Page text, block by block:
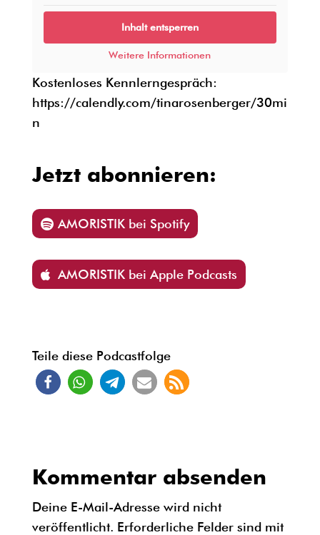
Inhalt entsperren
Weitere Informationen
Kostenloses Kennlerngespräch:
https://calendly.com/tinarosenberger/30mi
n
Jetzt abonnieren:
AMORISTIK bei Spotify
AMORISTIK bei Apple Podcasts
Teile diese Podcastfolge
Kommentar absenden
Deine E-Mail-Adresse wird nicht
veröffentlicht. Erforderliche Felder sind mit